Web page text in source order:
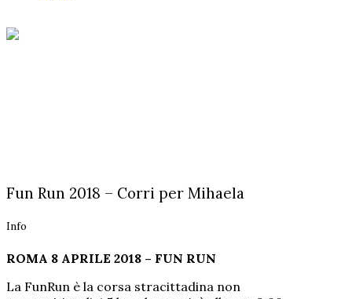
Fun Run 2018 – Corri per Mihaela
Info
ROMA 8 APRILE 2018 – FUN RUN
La FunRun è la corsa stracittadina non